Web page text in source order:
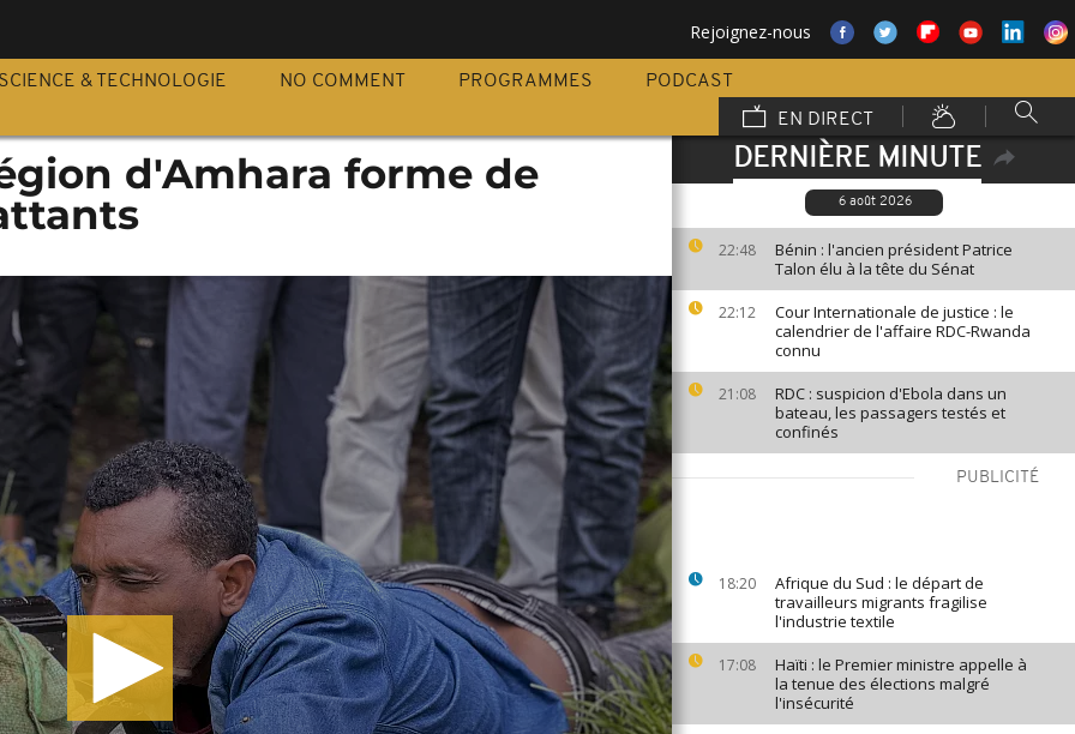
Rejoignez-nous
SCIENCE & TECHNOLOGIE NO COMMENT PROGRAMMES
PODCAST
EN DIRECT
DERNIÈRE MINUTE
6 août 2026
22:48
Bénin : l'ancien président Patrice
Talon élu à la tête du Sénat
22:12
Cour Internationale de justice : le
calendrier de l'affaire RDC-Rwanda
connu
21:08
RDC : suspicion d'Ebola dans un
bateau, les passagers testés et
confinés
PUBLICITÉ
18:20
Afrique du Sud : le départ de
travailleurs migrants fragilise
l'industrie textile
17:08
Haïti : le Premier ministre appelle à
la tenue des élections malgré
l'insécurité
d'Amhara forme de